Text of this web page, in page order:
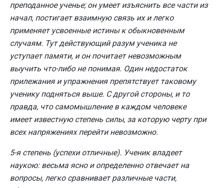
преподанное ученье; он умеет изъяснить все части из
начал, постигает взаимную связь их и легко
применяет усвоенные истины к обыкновенным
случаям. Тут действующий разум ученика не
уступает памяти, и он почитает невозможным
выучить что-либо не понимая. Один недостаток
прилежания и упражнения препятствует таковому
ученику подняться выше. С другой стороны, и то
правда, что самомышление в каждом человеке
имеет известную степень силы, за которую черту при
всех напряжениях перейти невозможно.
5-я степень (успехи отличные). Ученик владеет
наукою: весьма ясно и определенно отвечает на
вопросы, легко сравнивает различные части,